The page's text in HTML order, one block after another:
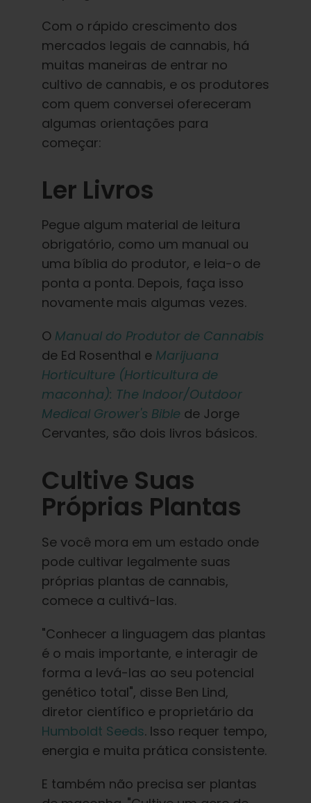
Com o rápido crescimento dos
mercados legais de cannabis, há
muitas maneiras de entrar no
cultivo de cannabis, e os produtores
com quem conversei ofereceram
algumas orientações para
começar:
Ler Livros
Pegue algum material de leitura
obrigatório, como um manual ou
uma bíblia do produtor, e leia-o de
ponta a ponta. Depois, faça isso
novamente mais algumas vezes.
O Manual do Produtor de Cannabis
de Ed Rosenthal e Marijuana
Horticulture (Horticultura de
maconha): The Indoor/Outdoor
Medical Grower's Bible de Jorge
Cervantes, são dois livros básicos.
Cultive Suas
Próprias Plantas
Se você mora em um estado onde
pode cultivar legalmente suas
próprias plantas de cannabis,
comece a cultivá-las.
"Conhecer a linguagem das plantas
é o mais importante, e interagir de
forma a levá-las ao seu potencial
genético total", disse Ben Lind,
diretor científico e proprietário da
Humboldt Seeds. Isso requer tempo,
energia e muita prática consistente.
E também não precisa ser plantas